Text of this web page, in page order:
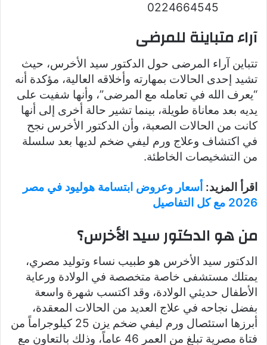
0224664545
آراء متباينة للمرضى
تتباين آراء المرضى حول الدكتور سيد الأخرس، حيث
تشيد إحدى الحالات بمهارته وأخلاقه العالية، مؤكدة أنه
“يعرف الله في تعامله مع المرضى”، وأنها شفيت على
يديه بعد معاناة طويلة، بينما تشير حالة أخرى إلى أنها
كانت من الحالات الصعبة، وأن الدكتور الأخرس نجح
في اكتشاف وعلاج ورم ليفي ضخم لديها بعد سلسلة
من التشخيصات الخاطئة.
اقرأ المزيد: أسعار وعروض ابتسامة هوليود في مصر
2026 مع كل التفاصيل
من هو الدكتور سيد الأخرس؟
الدكتور سيد الأخرس هو طبيب نساء وتوليد مصري،
يمتلك مستشفى خاصة متخصصة في الولادة ورعاية
الأطفال حديثي الولادة، وقد اكتسب شهرة واسعة
بفضل نجاحه في علاج العديد من الحالات المعقدة،
أبرزها استئصال ورم ليفي ضخم يزن 25 كيلوجراماً من
فتاة مصرية تبلغ من العمر 46 عاماً، وذلك بالتعاون مع